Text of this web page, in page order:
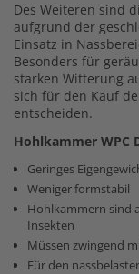
Des Weiteren sind
aufgrund der
Einsatz in
Besonders für
starken Witterung
sich für den Kauf
entscheiden.
Hohlkammer WPC
Geringes
Weniger formstabil
Hohlkammern sind
Insekten
Müssen zwingend
Für den